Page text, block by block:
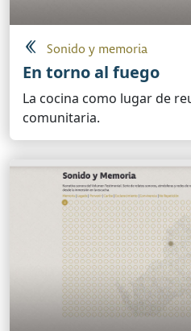
Sonido y memoria
En torno al fuego
La cocina como lugar de
comunitaria.